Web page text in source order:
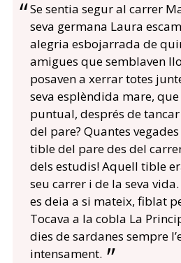
Se sentia segur al carrer
seva germana Laura
alegria esbojarrada de
amigues que semblaven
posaven a xerrar totes
seva esplèndida mare,
puntual, després de
del pare? Quantes
tible del pare des del
dels estudis! Aquell tible
seu carrer i de la seva
es deia a si mateix, fiblat
Tocava a la cobla La
dies de sardanes sempre
intensament.